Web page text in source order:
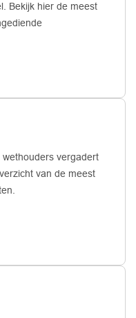
Bekijk hier de meest
vergadert
van de meest